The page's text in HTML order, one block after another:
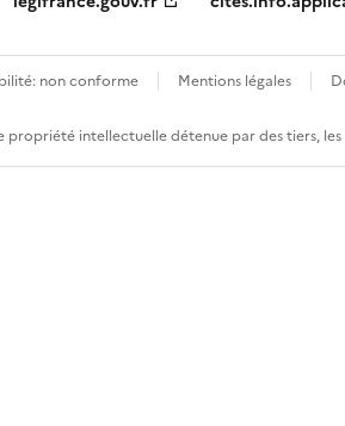
non conforme Mentions légales
propriété intellectuelle détenue par des tiers,